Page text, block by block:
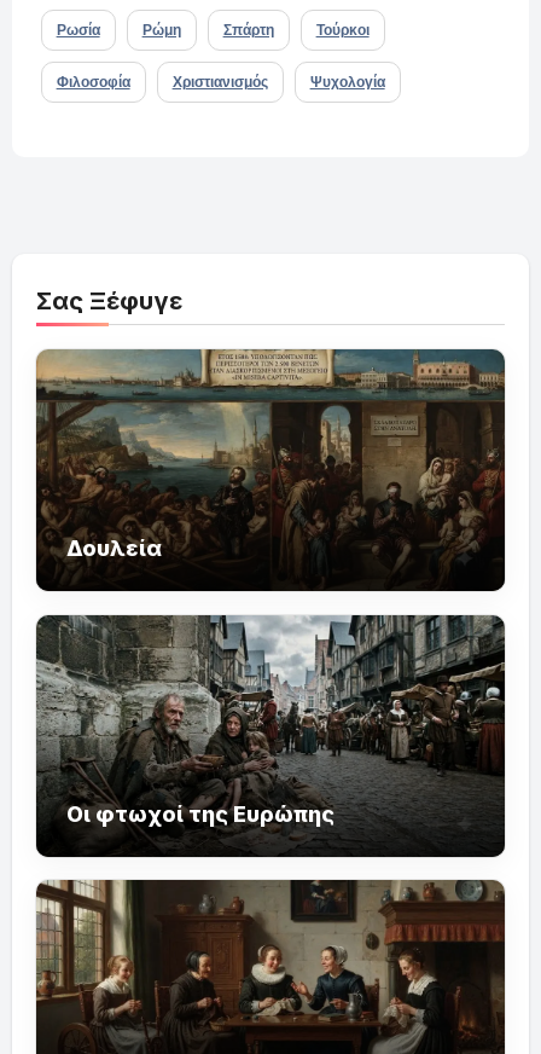
Ρωσία Ρώμη Σπάρτη Τούρκοι
Φιλοσοφία Χριστιανισμός Ψυχολογία
Σας Ξέφυγε
Δουλεία
Οι φτωχοί της Ευρώπης